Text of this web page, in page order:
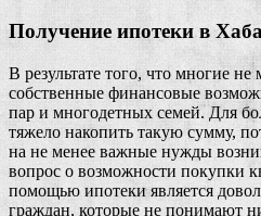
Получение ипотеки в
В результате того, что многие
собственные финансовые
пар и многодетных семей. Для
тяжело накопить такую сумму,
на не менее важные нужды
вопрос о возможности покупки
помощью ипотеки является
граждан, которые не понимают